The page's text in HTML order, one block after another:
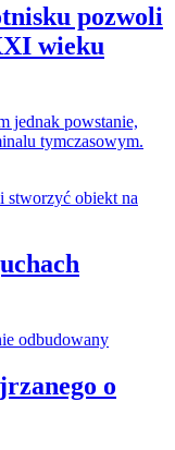
pozwoli
wieku
jednak powstanie,
tymczasowym.
o